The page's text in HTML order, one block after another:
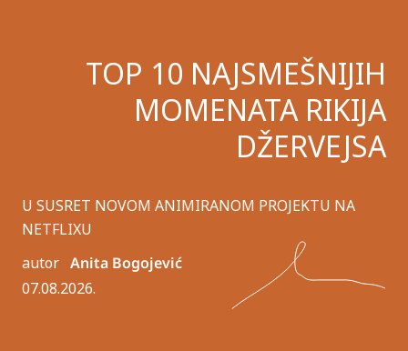
TOP 10 NAJSMEŠNIJIH
MOMENATA RIKIJA
DŽERVEJSA
U SUSRET NOVOM ANIMIRANOM PROJEKTU NA
NETFLIXU
autor Anita Bogojević
07.08.2026.